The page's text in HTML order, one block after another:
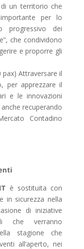
un territorio che
per lo
progressivo dei
che condividono
e proporre gli
pax)Attraversare il
per apprezzare il
e le innovazioni
recuperando
Contadino
è sostituita con
in sicurezza nella
di iniziative
che verranno
stagione che
all’aperto, nei